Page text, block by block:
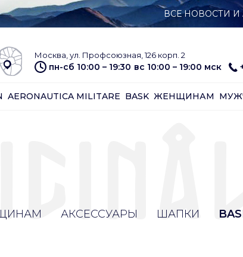
ВСЕ НОВОСТИ
Москва, ул. Профсоюзная, 126 корп. 2
пн-сб 10:00 – 19:30 вс 10:00 – 19:00 мск
AERONAUTICA MILITARE BASK ЖЕНЩИНАМ
АКСЕССУАРЫ ШАПКИ